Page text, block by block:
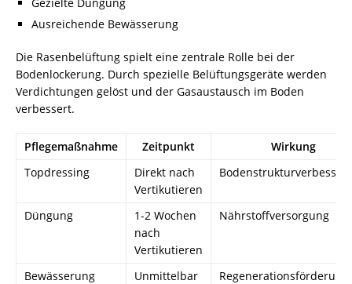
Ausreichende Bewässerung
Die Rasenbelüftung spielt eine zentrale Rolle bei der
Bodenlockerung. Durch spezielle Belüftungsgeräte werden
Verdichtungen gelöst und der Gasaustausch im Boden
verbessert.
Pflegemaßnahme Zeitpunkt
Wirkung
Topdressing
Direkt nach
Vertikutieren
Düngung
1-2 Wochen
nach
Vertikutieren
Nährstoffversorgung
Bewässerung
Unmittelbar
Regenerationsförderung